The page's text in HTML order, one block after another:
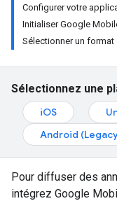
Configurer votre
Initialiser Google
Sélectionner un
Sélectionnez une
iOS
Android
Pour diffuser des
intégrez Google